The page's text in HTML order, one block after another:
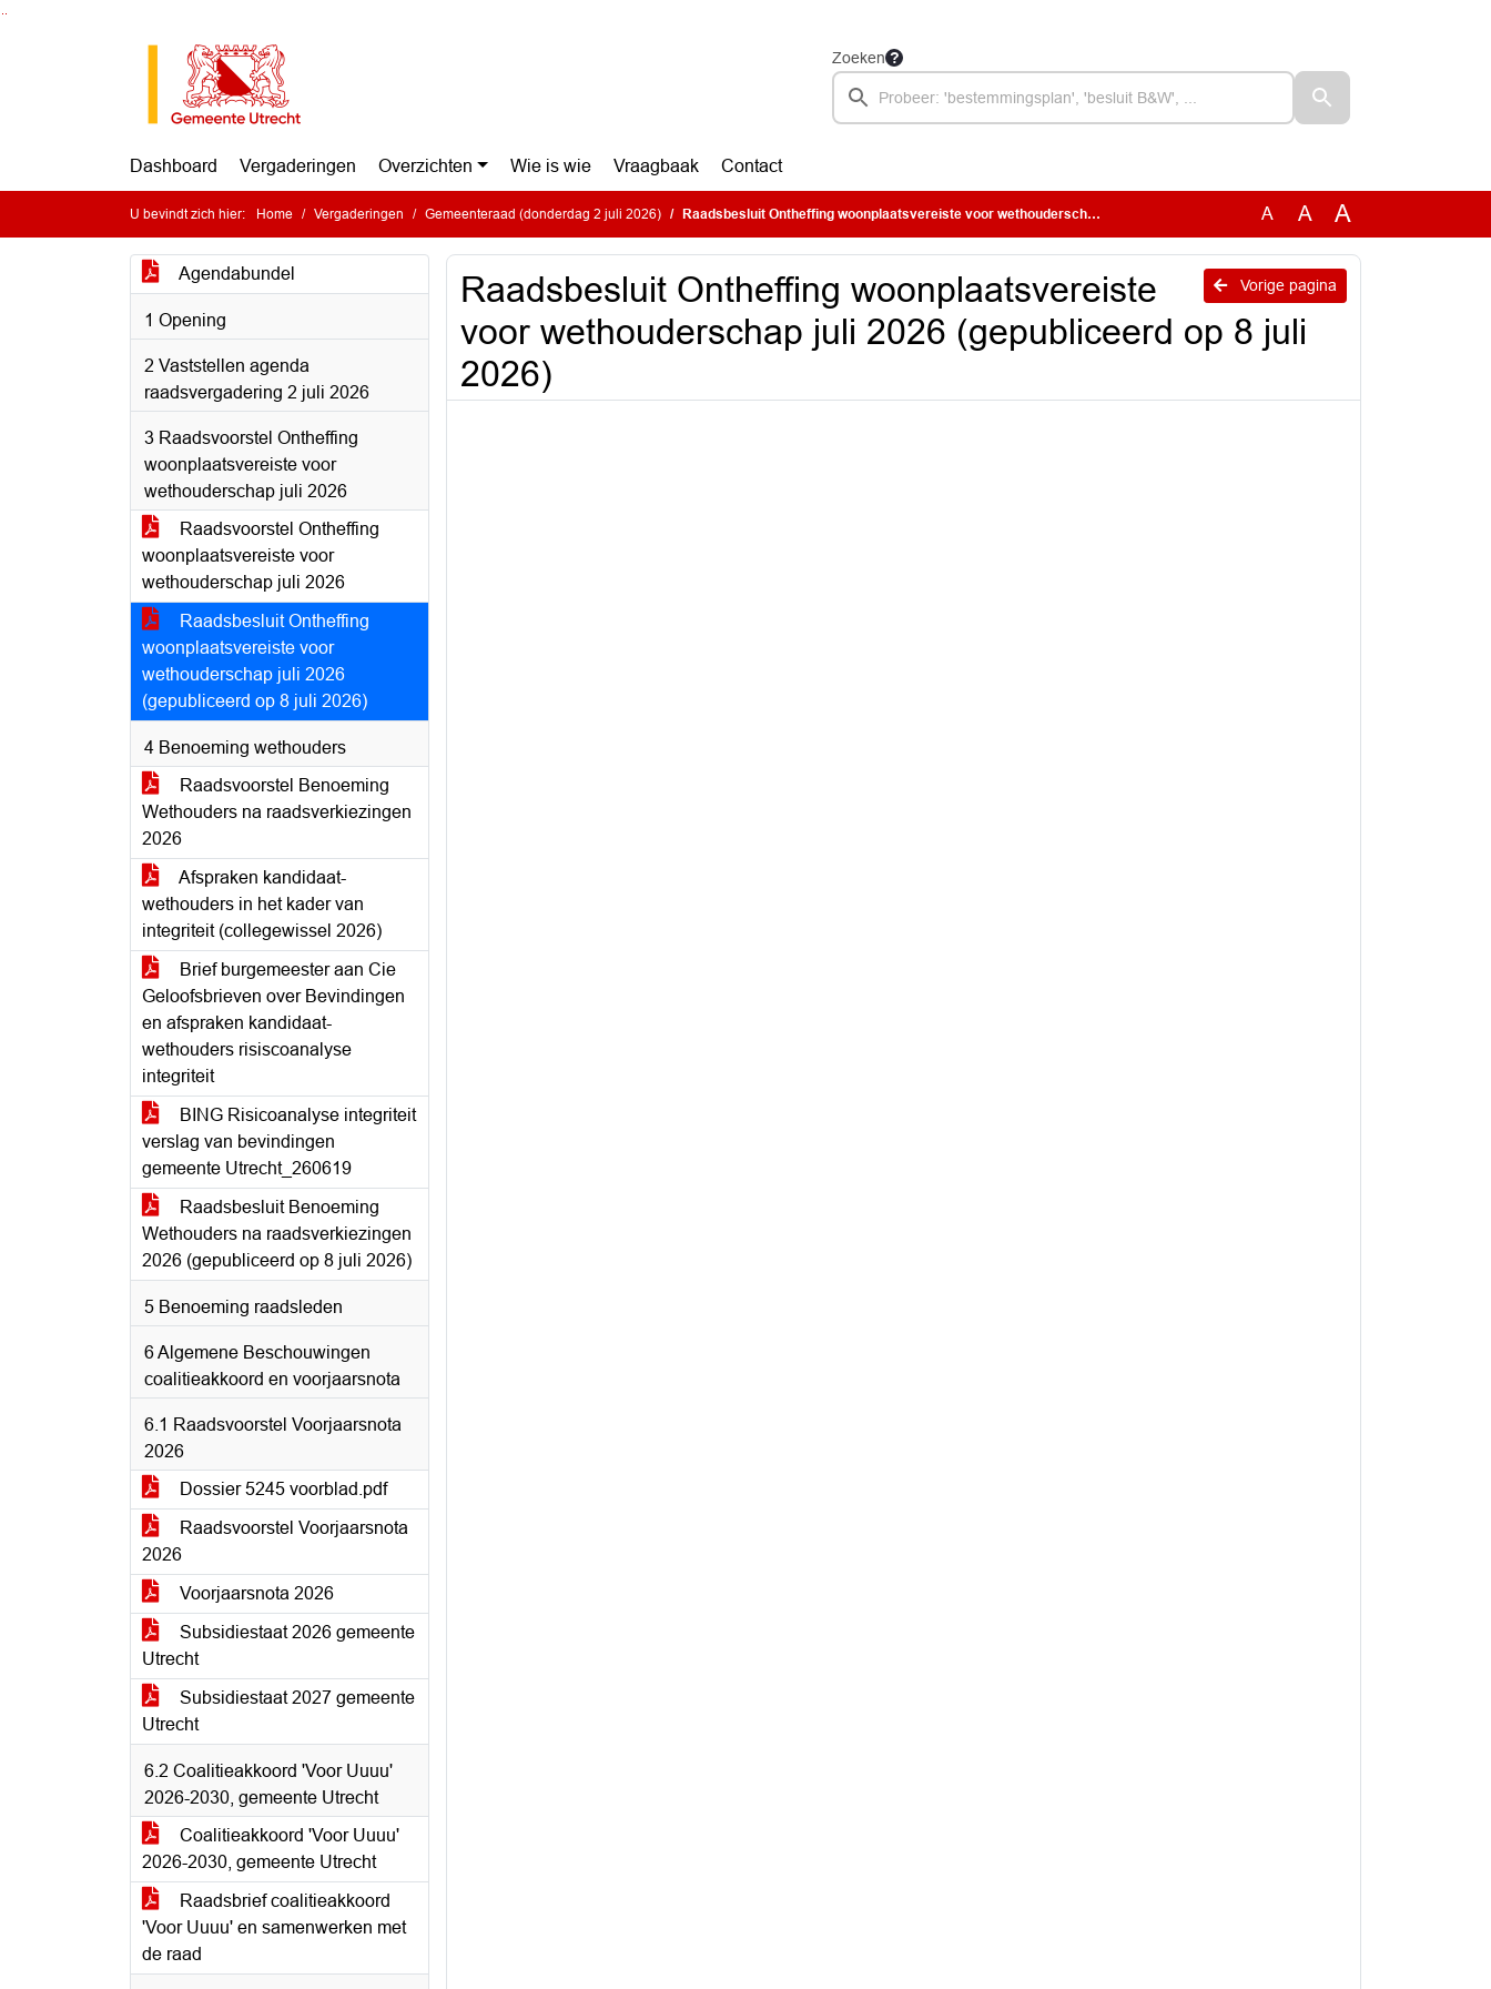
Zoeken
Dashboard Vergaderingen Overzichten Wie is wie Vraagbaak Contact
U bevindt zich hier: Home Vergaderingen Gemeenteraad (donderdag 2 juli 2026) Raadsbesluit Ontheffing woonplaatsvereiste voor wethouderschap juli 2026 (gepubliceerd op 8 juli 2026) A A A
Agendabundel
1 Opening
2 Vaststellen agenda
raadsvergadering 2 juli 2026
3 Raadsvoorstel Ontheffing
woonplaatsvereiste voor
wethouderschap juli 2026
Raadsvoorstel Ontheffing
woonplaatsvereiste voor
wethouderschap juli 2026
Raadsbesluit Ontheffing
woonplaatsvereiste voor
wethouderschap juli 2026
(gepubliceerd op 8 juli 2026)
4 Benoeming wethouders
Raadsvoorstel Benoeming
Wethouders na raadsverkiezingen
2026
Afspraken kandidaat-
wethouders in het kader van
integriteit (collegewissel 2026)
Brief burgemeester aan Cie
Geloofsbrieven over Bevindingen
en afspraken kandidaat-
wethouders risiscoanalyse
integriteit
BING Risicoanalyse integriteit
verslag van bevindingen
gemeente Utrecht_260619
Raadsbesluit Benoeming
Wethouders na raadsverkiezingen
2026 (gepubliceerd op 8 juli 2026)
5 Benoeming raadsleden
6 Algemene Beschouwingen
coalitieakkoord en voorjaarsnota
6.1 Raadsvoorstel Voorjaarsnota
2026
Dossier 5245 voorblad.pdf
Raadsvoorstel Voorjaarsnota
2026
Voorjaarsnota 2026
Subsidiestaat 2026 gemeente
Utrecht
Subsidiestaat 2027 gemeente
Utrecht
6.2 Coalitieakkoord 'Voor Uuuu'
2026-2030, gemeente Utrecht
Coalitieakkoord 'Voor Uuuu'
2026-2030, gemeente Utrecht
Raadsbrief coalitieakkoord
'Voor Uuuu' en samenwerken met
de raad
Vorige pagina
Raadsbesluit Ontheffing woonplaatsvereiste
voor wethouderschap juli 2026 (gepubliceerd op 8 juli
2026)